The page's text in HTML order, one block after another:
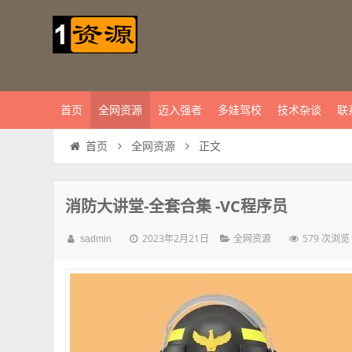
首页 全网资源 迈入强者 多娃驾校 技术杂谈 联
首页 全网资源 正文
消防大讲堂-全套合集 -VC程序员
sadmin 2023年2月21日 全网资源 579 次浏览